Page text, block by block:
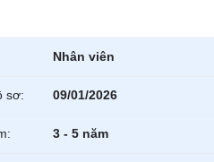
Nhân viên
sơ: 09/01/2026
3 - 5 năm